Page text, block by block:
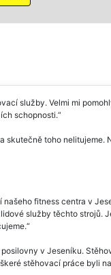
služby. Velmi mi
schopnosti.
skutečně toho nelitujeme.
fitness centra v
služby těchto strojů.
v Jeseníku.
stěhovací práce byli